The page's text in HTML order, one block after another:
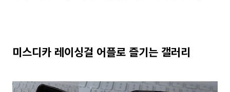
미스디카 레이싱걸 어플로 즐기는 갤러리